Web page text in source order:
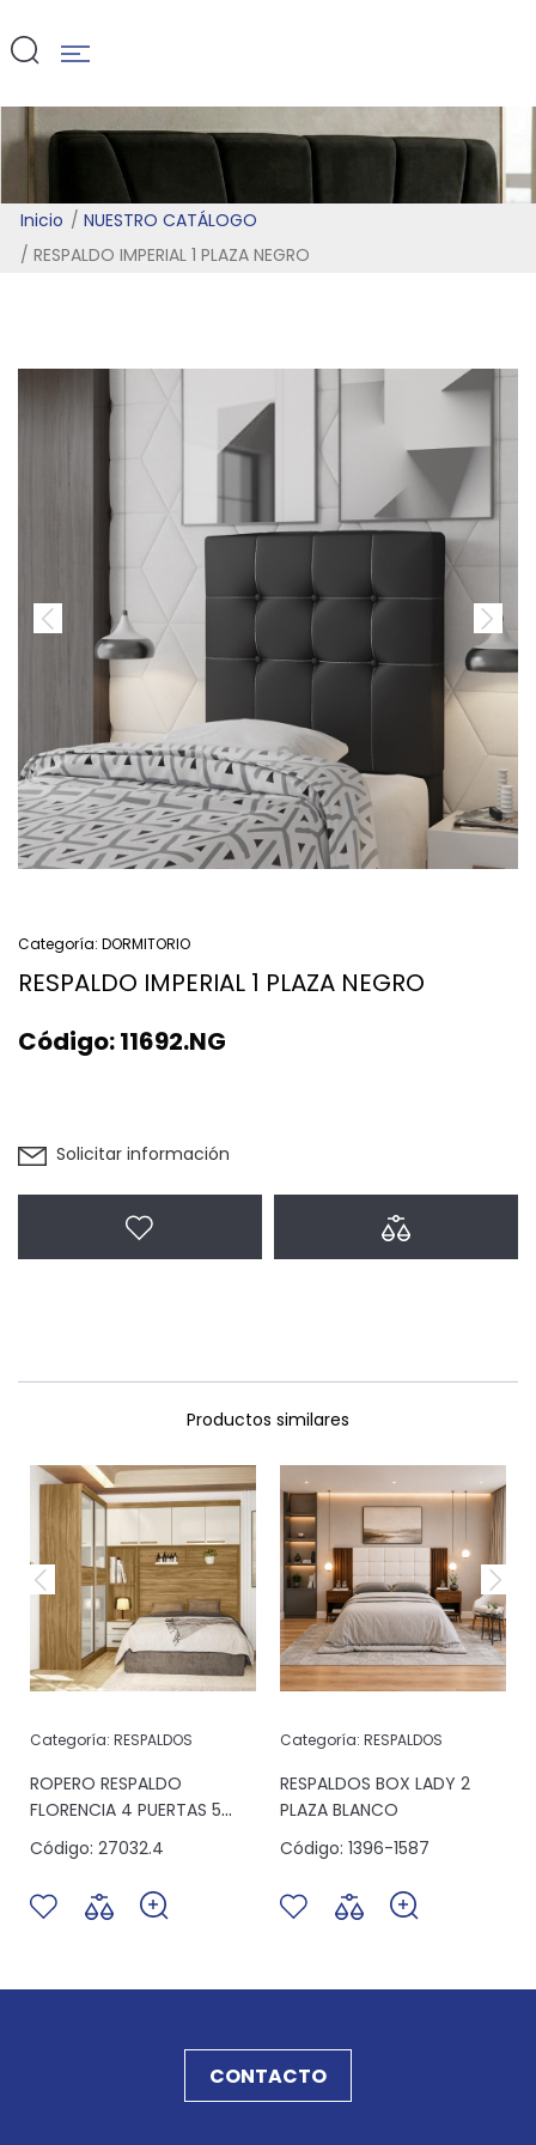
Inicio
NUESTRO CATÁLOGO
RESPALDO IMPERIAL 1 PLAZA NEGRO
Categoría: DORMITORIO
RESPALDO IMPERIAL 1 PLAZA NEGRO
Código:11692.NG
Solicitar información
Productos similares
Categoría: RESPALDOS
ROPERO RESPALDO
FLORENCIA 4 PUERTAS 5
CAJONES FREIJO/OFF
WHITE
Código: 27032.4
Categoría: RESPALDOS
RESPALDOS BOX LADY 2
PLAZA BLANCO
Código: 1396-1587
CONTACTO